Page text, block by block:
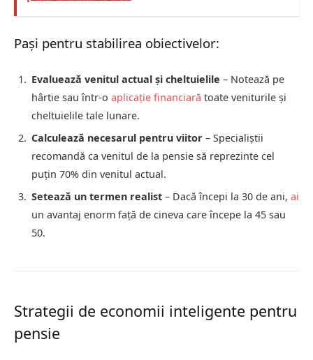
Pași pentru stabilirea obiectivelor:
Evaluează venitul actual și cheltuielile – Notează pe
hârtie sau într-o aplicație financiară toate veniturile și
cheltuielile tale lunare.
Calculează necesarul pentru viitor – Specialiștii
recomandă ca venitul de la pensie să reprezinte cel
puțin 70% din venitul actual.
Setează un termen realist – Dacă începi la 30 de ani, ai
un avantaj enorm față de cineva care începe la 45 sau
50.
Strategii de economii inteligente pentru
pensie